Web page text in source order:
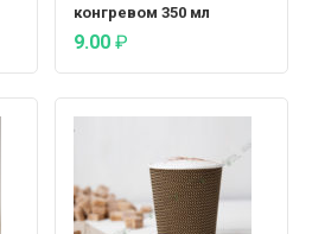
конгревом 350 мл
9.00 ₽